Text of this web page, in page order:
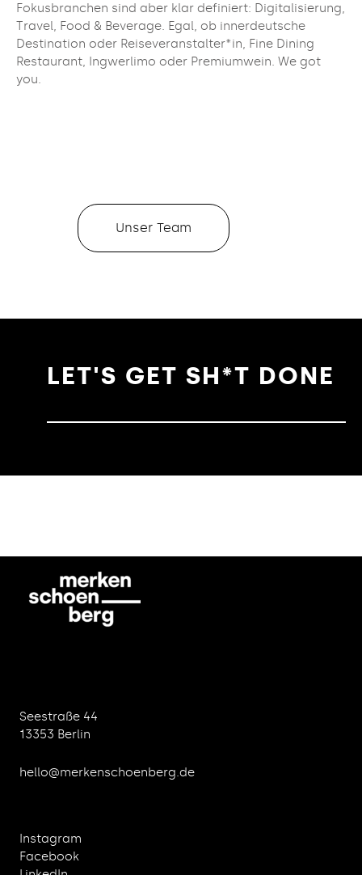
Fokusbranchen sind aber klar definiert: Digitalisierung,
Travel, Food & Beverage. Egal, ob innerdeutsche
Destination oder Reiseveranstalter*in, Fine Dining
Restaurant, Ingwerlimo oder Premiumwein. We got
you.
Unser Team
LET'S GET SH*T DONE
Seestraße 44
13353 Berlin
hello@merkenschoenberg.de
Instagram
Facebook